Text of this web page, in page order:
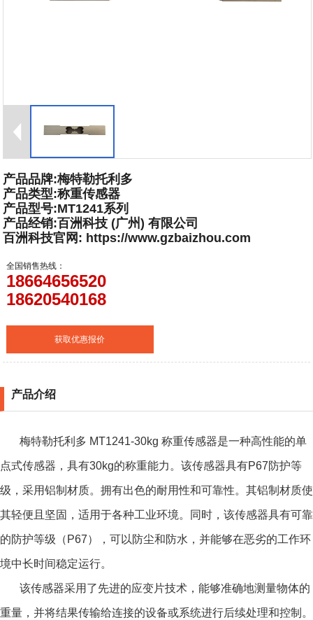
产品品牌:梅特勒托利多
产品类型:称重传感器
产品型号:MT1241系列
产品经销:百洲科技 (广州) 有限公司
百洲科技官网: https://www.gzbaizhou.com
全国销售热线：
18664656520
18620540168
获取优惠报价
产品介绍
梅特勒托利多 MT1241-30kg 称重传感器是一种高性能的单
点式传感器，具有30kg的称重能力。该传感器具有P67防护等
级，采用铝制材质。拥有出色的耐用性和可靠性。其铝制材质使
其轻便且坚固，适用于各种工业环境。同时，该传感器具有可靠
的防护等级（P67），可以防尘和防水，并能够在恶劣的工作环
境中长时间稳定运行。
该传感器采用了先进的应变片技术，能够准确地测量物体的
重量，并将结果传输给连接的设备或系统进行后续处理和控制。